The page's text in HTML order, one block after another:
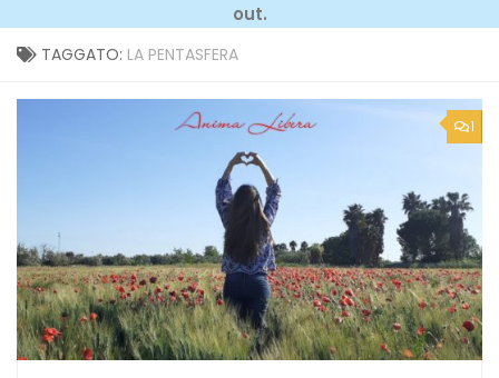
out.
TAGGATO: LA PENTASFERA
1